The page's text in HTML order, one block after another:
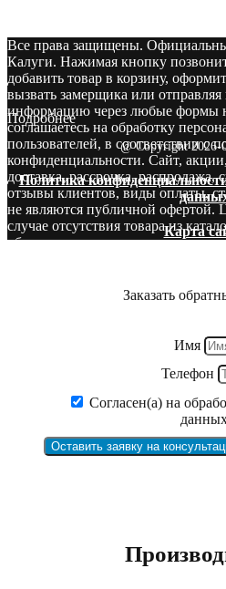
Все права защищены.
Калуги. Нажимая кнопку
добавить товар в корзину,
вызвать замерщика или
информацию через любые формы
соглашаетесь на обработку
пользователей, в соответствии с
конфиденциальности. Сайт,
доставка, рассрочка,
отзывы клиентов, виды оплаты,
не являются публичной офертой.
случае отсутствия товара из
оборудования производится со
Подробнее
@ Copyright 2026-
Политика
Карта
Заказать
Имя
Телефон
Согласен(а) на
Оставить заявку на